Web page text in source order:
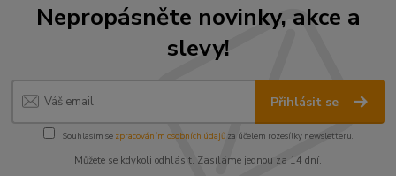
Nepropásněte novinky, akce a
slevy!
Přihlásit se
Souhlasím se zpracováním osobních údajůza účelem rozesílky newsletteru.
Můžete se kdykoli odhlásit. Zasíláme jednou za 14 dní.